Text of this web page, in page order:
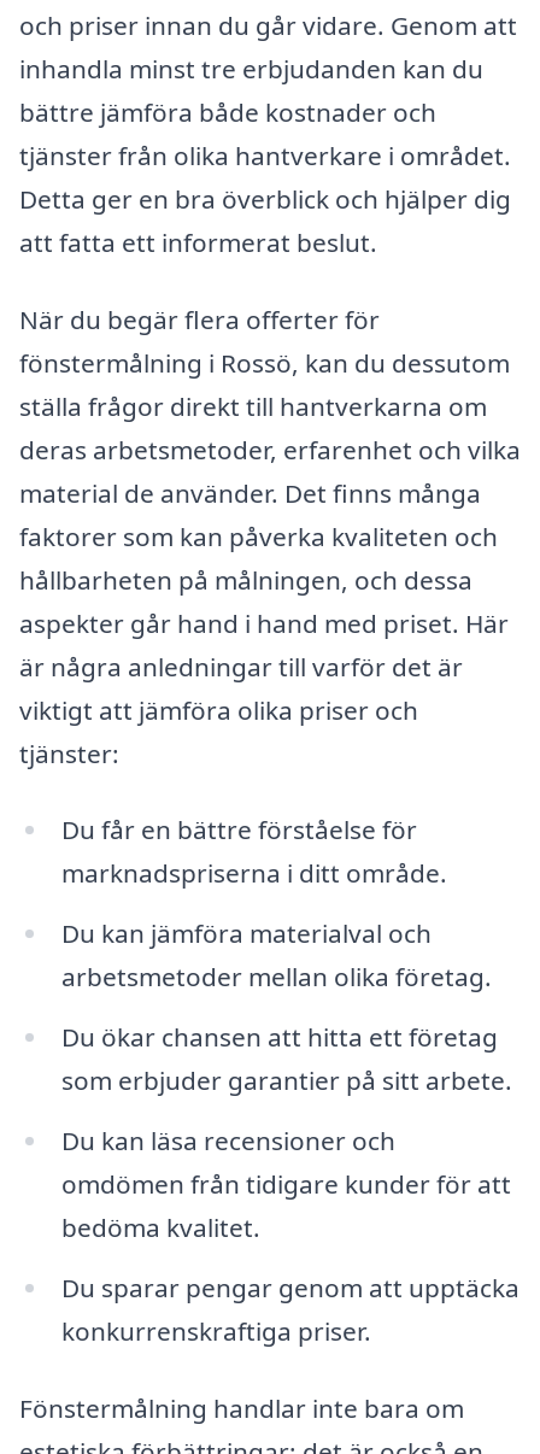
och priser innan du går vidare. Genom att
inhandla minst tre erbjudanden kan du
bättre jämföra både kostnader och
tjänster från olika hantverkare i området.
Detta ger en bra överblick och hjälper dig
att fatta ett informerat beslut.
När du begär flera offerter för
fönstermålning i Rossö, kan du dessutom
ställa frågor direkt till hantverkarna om
deras arbetsmetoder, erfarenhet och vilka
material de använder. Det finns många
faktorer som kan påverka kvaliteten och
hållbarheten på målningen, och dessa
aspekter går hand i hand med priset. Här
är några anledningar till varför det är
viktigt att jämföra olika priser och
tjänster:
Du får en bättre förståelse för
marknadspriserna i ditt område.
Du kan jämföra materialval och
arbetsmetoder mellan olika företag.
Du ökar chansen att hitta ett företag
som erbjuder garantier på sitt arbete.
Du kan läsa recensioner och
omdömen från tidigare kunder för att
bedöma kvalitet.
Du sparar pengar genom att upptäcka
konkurrenskraftiga priser.
Fönstermålning handlar inte bara om